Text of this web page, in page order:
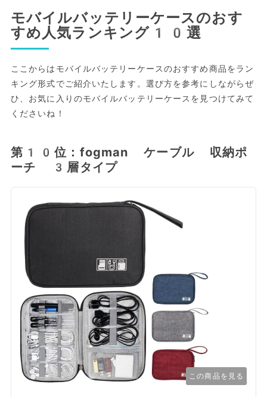
モバイルバッテリーケースのおす
すめ人気ランキング10選
ここからはモバイルバッテリーケースのおすすめ商品をラン
キング形式でご紹介いたします。選び方を参考にしながらぜ
ひ、お気に入りのモバイルバッテリーケースを見つけてみて
くださいね！
第10位：fogman ケーブル 収納ポ
ーチ 3層タイプ
この商品を見る